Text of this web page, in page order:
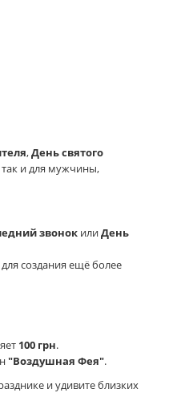
,День святого
так и для мужчины,
звонок илиДень
для создания ещё более
100 грн.
"Воздушная Фея".
и удивите близких